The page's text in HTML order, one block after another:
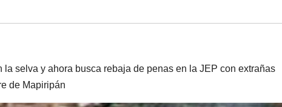
selva y ahora busca rebaja de penas en la JEP con extrañas
de Mapiripán